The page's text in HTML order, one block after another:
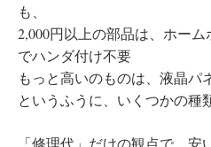
も、
2,000円以上の部品は、ホー
でハンダ付け不要
もっと高いのものは、液晶パ
というふうに、いくつかの種
「修理代」だけの観点で、